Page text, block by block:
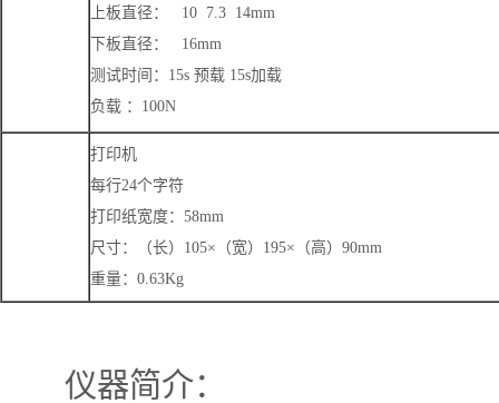
上板直径： 10 7.3 14mm
下板直径： 16mm
测试时间：15s 预载 15s加载
负载 ：100N
打印机
每行24个字符
打印纸宽度：58mm
尺寸：（长）105×（宽）195×（高）90mm
重量：0.63Kg
仪器简介：